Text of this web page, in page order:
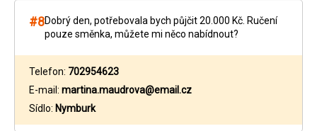
#8Dobrý den, potřebovala bych půjčit 20.000 Kč. Ručení
pouze směnka, můžete mi něco nabídnout?
Telefon: 702954623
E-mail: martina.maudrova@email.cz
Sídlo: Nymburk